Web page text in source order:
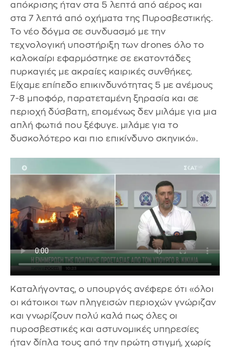
απόκρισης ήταν στα 5 λεπτά από αέρος και
στα 7 λεπτά από οχήματα της Πυροσβεστικής.
Το νέο δόγμα σε συνδυασμό με την
τεχνολογική υποστήριξη των drones όλο το
καλοκαίρι εφαρμόστηκε σε εκατοντάδες
πυρκαγιές με ακραίες καιρικές συνθήκες.
Είχαμε επίπεδο επικινδυνότητας 5 με ανέμους
7-8 μποφόρ, παρατεταμένη ξηρασία και σε
περιοχή δύσβατη, επομένως δεν μιλάμε για μια
απλή φωτιά που ξέφυγε. μιλάμε για το
δυσκολότερο και πιο επικίνδυνο σκηνικό».
Καταλήγοντας, ο υπουργός ανέφερε ότι «όλοι
οι κάτοικοι των πληγεισών περιοχών γνώριζαν
και γνωρίζουν πολύ καλά πως όλες οι
πυροσβεστικές και αστυνομικές υπηρεσίες
ήταν δίπλα τους από την πρώτη στιγμή, χωρίς